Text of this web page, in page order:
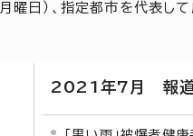
日）、指定都市を代表し
2021年7月 報道